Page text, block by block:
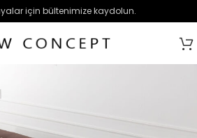
için bültenimize kaydolun.